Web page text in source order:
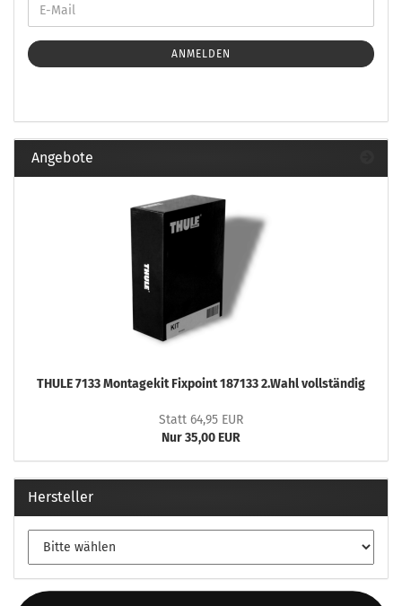
ANMELDEN
Angebote
THULE 7133 Montagekit Fixpoint 187133 2.Wahl vollständig
Statt 64,95 EUR
Nur 35,00 EUR
Hersteller